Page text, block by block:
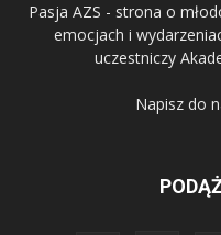
Pasja AZS - strona o
emocjach i
uczestniczy
Napisz do